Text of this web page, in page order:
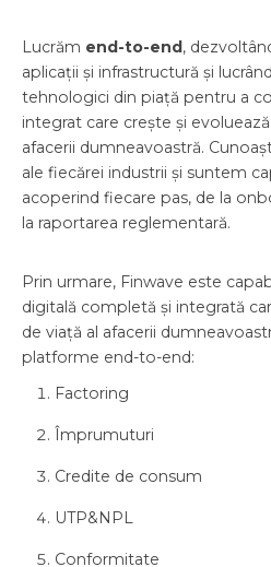
Lucrăm end-to-end,
aplicații și infrastructură și
tehnologici din piață pentru a
integrat care crește și
afacerii dumneavoastră.
ale fiecărei industrii și suntem
acoperind fiecare pas, de la
la raportarea reglementară.
Prin urmare, Finwave este
digitală completă și integrată
de viață al afacerii
platforme end-to-end:
Factoring
Împrumuturi
Credite de consum
UTP&NPL
Conformitate